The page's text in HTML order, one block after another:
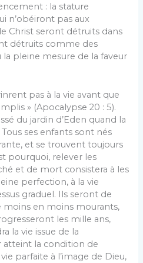
: la stature
n’obéiront pas aux
Christ seront détruits dans
détruits comme des
la pleine mesure de la faveur
pas à la vie avant que
» (Apocalypse 20 : 5).
du jardin d’Eden quand la
ses enfants sont nés
et se trouvent toujours
pourquoi, relever les
et de mort consistera à les
perfection, à la vie
graduel. Ils seront de
moins en moins mourants,
les mille ans,
la vie issue de la
atteint la condition de
parfaite à l’image de Dieu,